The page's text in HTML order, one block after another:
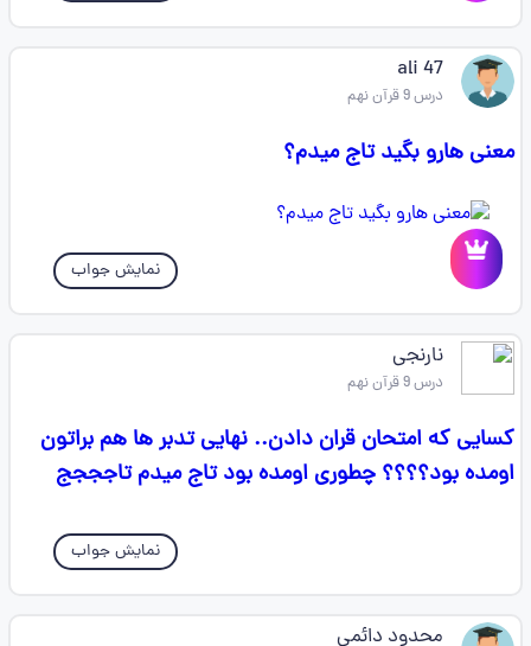
ali 47
درس 9 قرآن نهم
معنی هارو بگید تاج میدم؟
نمایش جواب
نارنجی
درس 9 قرآن نهم
کسایی که امتحان قران دادن.. نهایی تدبر ها هم براتون
اومده بود؟؟؟؟ چطوری اومده بود تاج میدم تاجججج
نمایش جواب
محدود دائمی